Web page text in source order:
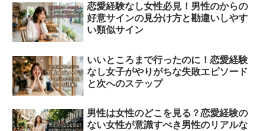
恋愛経験なし女性必見！男性のからの
好意サインの見分け方と勘違いしやす
い類似サイン
いいところまで行ったのに！恋愛経験
なし女子がやりがちな失敗エピソード
と次へのステップ
男性は女性のどこを見る？恋愛経験の
ない女性が意識すべき男性のリアルな